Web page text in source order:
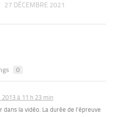
27 DÉCEMBRE 2021
0
à 11 h 23 min
la vidéo. La durée de l’épreuve